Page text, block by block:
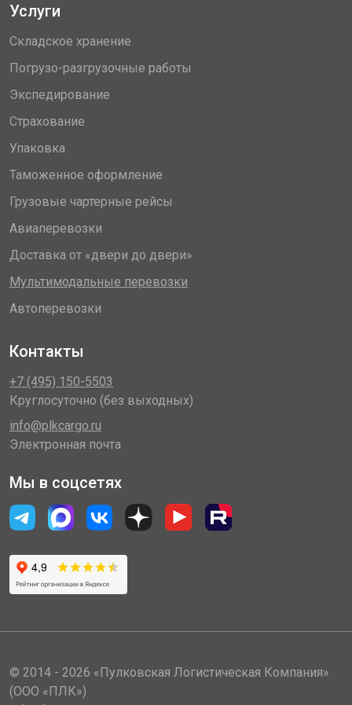
Услуги
Складское хранение
Погрузо-разгрузочные работы
Экспедирование
Страхование
Упаковка
Таможенное оформление
Грузовые чартерные рейсы
Авиаперевозки
Доставка от «двери до двери»
Мультимодальные перевозки
Автоперевозки
Контакты
+7 (495) 150-5503
Круглосуточно (без выходных)
info@plkcargo.ru
Электронная почта
Мы в соцсетях
© 2014 - 2026 «Пулковская Логистическая Компания»
(ООО «ПЛК»)